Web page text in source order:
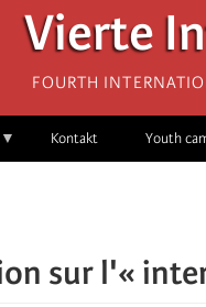
Vierte
Fourth
Kontakt Youth
sur l'«